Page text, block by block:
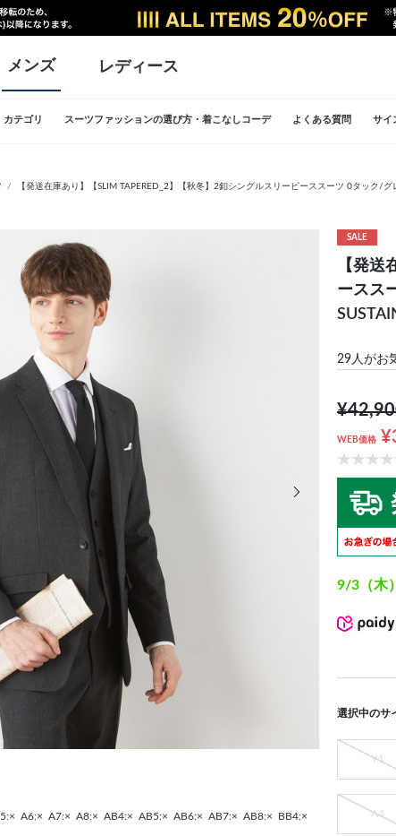
メンズ レディース
カテゴリ スーツファッションの選び方・着こなしコーデ よくある質問 サイ
【発送在庫あり】【SLIM TAPERED_2】【秋冬】2釦シングルスリーピーススーツ 0タック/
次の画像
A6:× A7:× A8:× AB4:× AB5:× AB6:× AB7:× AB8:×
BB4:×
SALE
【発送
ースス
29人がお
WEB価格
9/3（木
選択中のサ
Y4
A4